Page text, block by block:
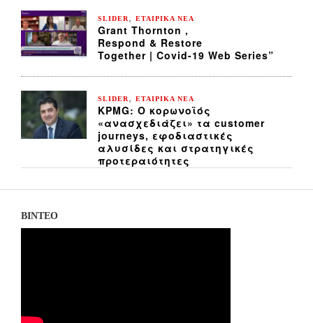
SLIDER ΕΤΑΙΡΙΚΑ ΝΕΑ
Grant Thornton ,
Respond & Restore
Together | Covid-19 Web Series”
SLIDER ΕΤΑΙΡΙΚΑ ΝΕΑ
KPMG: Ο κορωνοϊός
«ανασχεδιάζει» τα customer
journeys, εφοδιαστικές
αλυσίδες και στρατηγικές
προτεραιότητες
ΒΙΝΤΕΟ